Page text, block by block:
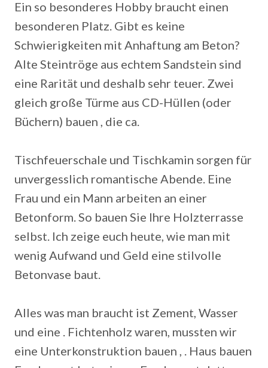
Ein so besonderes Hobby braucht einen
besonderen Platz. Gibt es keine
Schwierigkeiten mit Anhaftung am Beton?
Alte Steintröge aus echtem Sandstein sind
eine Rarität und deshalb sehr teuer. Zwei
gleich große Türme aus CD-Hüllen (oder
Büchern) bauen , die ca.
Tischfeuerschale und Tischkamin sorgen für
unvergesslich romantische Abende. Eine
Frau und ein Mann arbeiten an einer
Betonform. So bauen Sie Ihre Holzterrasse
selbst. Ich zeige euch heute, wie man mit
wenig Aufwand und Geld eine stilvolle
Betonvase baut.
Alles was man braucht ist Zement, Wasser
und eine . Fichtenholz waren, mussten wir
eine Unterkonstruktion bauen , . Haus bauen